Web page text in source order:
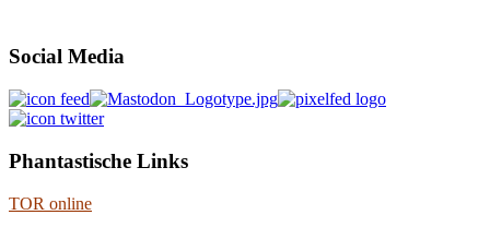
Social Media
Phantastische Links
TOR online